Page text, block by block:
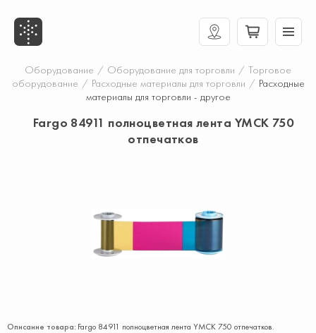
Оборудование / Оборудование для торговли / Торговое
оборудование / Расходные материалы для торговли / Расходные
материалы для торговли - другое
Fargo 84911 полноцветная лента YMCK 750
отпечатков
Описание товара: Fargo 84911 полноцветная лента YMCK 750 отпечатков.